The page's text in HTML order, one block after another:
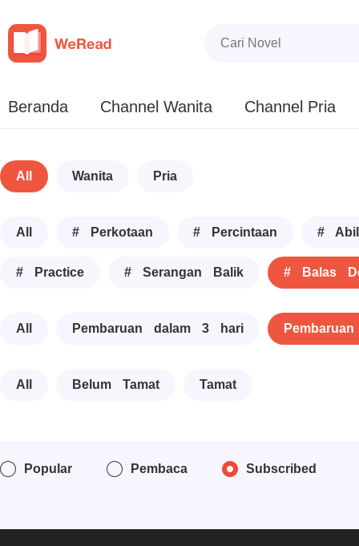
Beranda Channel Wanita Channel Pria
All Wanita Pria
All # Perkotaan # Percintaan #
# Practice # Serangan Balik # Balas
All Pembaruan dalam 3 hari
All Belum Tamat Tamat
Popular Pembaca Subscribed